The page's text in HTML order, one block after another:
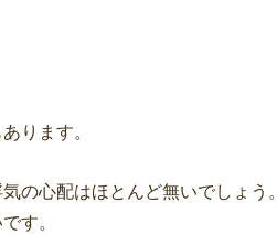
ります。
の心配はほとんど無いでしょう。
す。